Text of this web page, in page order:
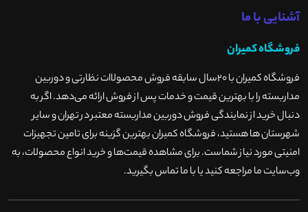
آشنایی با ما
فروشگاه کمیران
فروشگاه کمیران با ۲۰سال سابقه فروش محصولاات نظارتی و دوربین
مداربسته را با بهترین قیمت و خدمات پس از فروش ارائه می‌دهد. اگر به
دنبال خرید از نمایندگی فروش دوربین مداربسته معتبر در تهران و سایر
شهرستان ها هستید، فروشگاه کمیران بهترین گزینه برای تامین تجهیزات
امنیتی مورد نیاز شماست. برای مشاهده قیمت‌ها و خرید انواع محصولات، به
وب‌سایت ما مراجعه کنید یا با ما تماس بگیرید.